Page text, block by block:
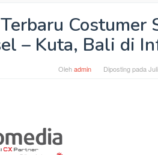
Costumer
– Kuta, Bali di
Olehadmin Diposting pada